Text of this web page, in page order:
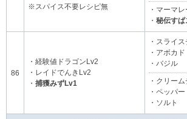
※スパイス不要レシピ無
・マーマレ
・ 秘伝すぱ
86
・経験値ドラゴンLv2
・レイドでんきLv2
・ 捕獲みずLv1
・スライ
・アボカド
・バジル
・クリー
・ペッパー
・ソルト